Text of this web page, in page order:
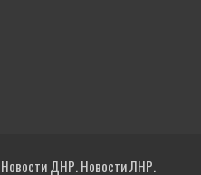
ДНР. Новости ЛНР.